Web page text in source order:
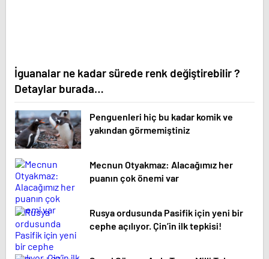
İguanalar ne kadar sürede renk değiştirebilir ?
Detaylar burada…
Penguenleri hiç bu kadar komik ve
yakından görmemiştiniz
Mecnun Otyakmaz: Alacağımız her
puanın çok önemi var
Rusya ordusunda Pasifik için yeni bir
cephe açılıyor. Çin’in ilk tepkisi!